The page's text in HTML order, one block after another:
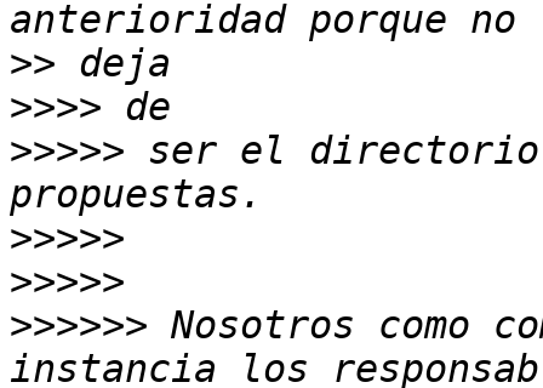
>>
>>>>
>>>>> ser el
>>>>>
>>>>>
>>>>>> Nosotros como